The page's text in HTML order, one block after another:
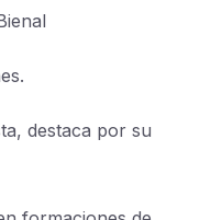
destaca por su